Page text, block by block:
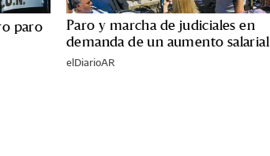
paro
Paro y marcha de judiciales en
demanda de un aumento salarial
elDiarioAR